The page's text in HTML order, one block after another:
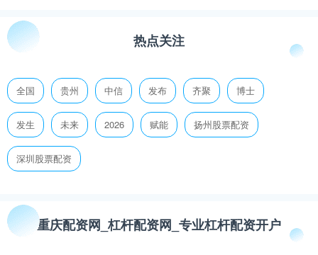
热点关注
全国 贵州 中信 发布 齐聚 博士
发生 未来 2026 赋能 扬州股票配资
深圳股票配资
重庆配资网_杠杆配资网_专业杠杆配资开户